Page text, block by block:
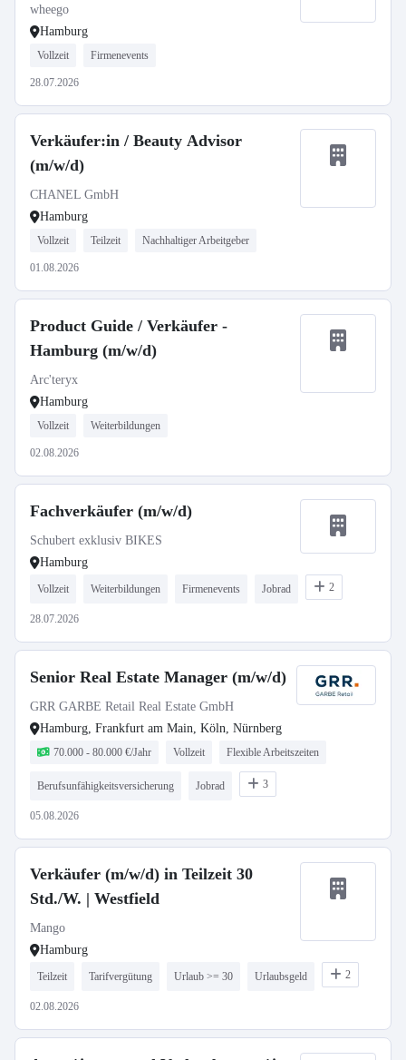
wheego
Hamburg
Vollzeit Firmenevents
28.07.2026
Verkäufer:in / Beauty Advisor
(m/w/d)
CHANEL GmbH
Hamburg
Vollzeit Teilzeit Nachhaltiger Arbeitgeber
01.08.2026
Product Guide / Verkäufer -
Hamburg (m/w/d)
Arc'teryx
Hamburg
Vollzeit Weiterbildungen
02.08.2026
Fachverkäufer (m/w/d)
Schubert exklusiv BIKES
Hamburg
Vollzeit Weiterbildungen Firmenevents Jobrad 2
28.07.2026
Senior Real Estate Manager (m/w/d)
GRR GARBE Retail Real Estate GmbH
Hamburg, Frankfurt am Main, Köln, Nürnberg
70.000 - 80.000 €/Jahr Vollzeit Flexible Arbeitszeiten
Berufsunfähigkeitsversicherung Jobrad 3
05.08.2026
Verkäufer (m/w/d) in Teilzeit 30
Std./W. | Westfield
Mango
Hamburg
Teilzeit Tarifvergütung Urlaub >= 30 Urlaubsgeld 2
02.08.2026